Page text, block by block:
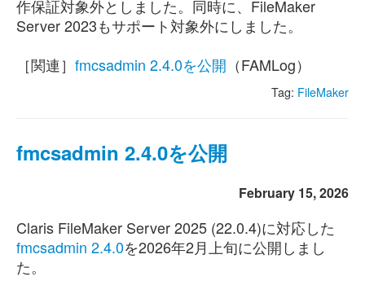
作保証対象外としました。同時に、FileMaker
Server 2023もサポート対象外にしました。
［関連］ fmcsadmin 2.4.0を公開 （FAMLog）
Tag: FileMaker
fmcsadmin 2.4.0を公開
February 15, 2026
Claris FileMaker Server 2025 (22.0.4)に対応した
fmcsadmin 2.4.0を2026年2月上旬に公開しまし
た。